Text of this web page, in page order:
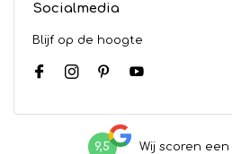
Socialmedia
Blijf op de hoogte
9,5 Wij scoren een